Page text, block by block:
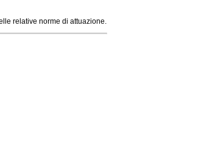
relative norme di attuazione.